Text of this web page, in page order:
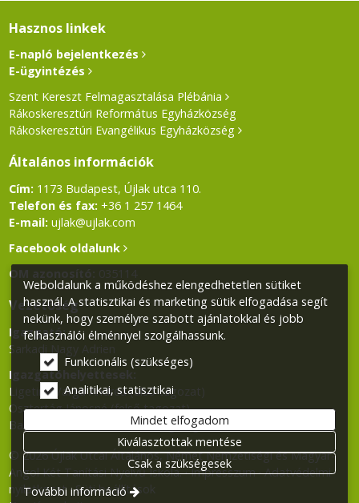
Hasznos linkek
E-napló bejelentkezés
E-ügyintézés
Szent Kereszt Felmagasztalása Plébánia
Rákoskeresztúri Református Egyházközség
Rákoskeresztúri Evangélikus Egyházközség
Általános információk
Cím: 1173 Budapest, Újlak utca 110.
Telefon és fax: +36 1 257 1464
E-mail: ujlak@ujlak.com
Facebook oldalunk
OM azonosító: 035114
Vezetőség
Igazgató:
Sarkadi Nagy Adrien
Igazgatóhelyettesek:
Ligetiné Varga Andrea (alsó tagozat)
Osztertág Jánosné (felső tagozat)
Balla Klára (Német Nemzetiségi tagozat)
© 2026 Újlak Utcai Általános, Német Nemzetiségi és Magyar-
Angol Két Tanítási Nyelvű Iskola. Impresszum Adatvédelmi
nyilatkozat Süti beállítások
Weboldalunk a működéshez elengedhetetlen sütiket
használ. A statisztikai és marketing sütik elfogadása segít
nekünk, hogy személyre szabott ajánlatokkal és jobb
felhasználói élménnyel szolgálhassunk.
Funkcionális (szükséges)
Analitikai, statisztikai
Mindet elfogadom
Kiválasztottak mentése
Csak a szükségesek
További információ